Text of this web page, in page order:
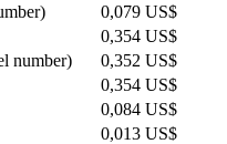
0,079 US$
0,354 US$
number)
0,352 US$
0,354 US$
0,084 US$
0,013 US$